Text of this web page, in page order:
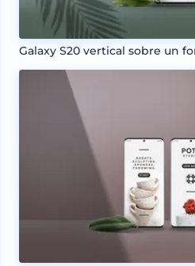
Galaxy S20 vertical sobre un